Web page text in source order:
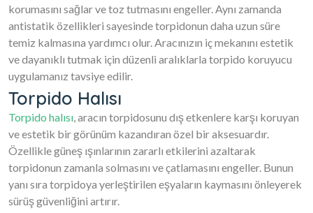
korumasını sağlar ve toz tutmasını engeller. Aynı zamanda
antistatik özellikleri sayesinde torpidonun daha uzun süre
temiz kalmasına yardımcı olur. Aracınızın iç mekanını estetik
ve dayanıklı tutmak için düzenli aralıklarla torpido koruyucu
uygulamanız tavsiye edilir.
Torpido Halısı
Torpido halısı, aracın torpidosunu dış etkenlere karşı koruyan
ve estetik bir görünüm kazandıran özel bir aksesuardır.
Özellikle güneş ışınlarının zararlı etkilerini azaltarak
torpidonun zamanla solmasını ve çatlamasını engeller. Bunun
yanı sıra torpidoya yerleştirilen eşyaların kaymasını önleyerek
sürüş güvenliğini artırır.